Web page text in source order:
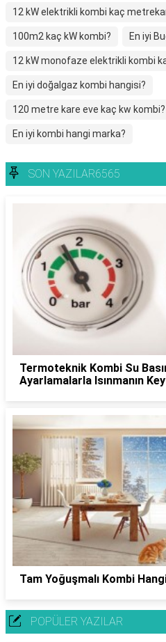
12 kW elektrikli kombi kaç
100m2 kaç kW kombi? En iyi
12 kW monofaze elektrikli kombi
En iyi doğalgaz kombi hangisi?
120 metre kare eve kaç kw kombi?
En iyi kombi hangi marka?
SON YAZILAR6565
Termoteknik Kombi Su
Ayarlamalarla Isınmanın
Tam Yoğuşmalı Kombi
POPÜLER YAZILAR